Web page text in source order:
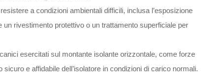
a condizioni ambientali difficili, inclusa l’esposizione
rivestimento protettivo o un trattamento superficiale per
esercitati sul montante isolante orizzontale, come forze
e affidabile dell’isolatore in condizioni di carico normali.